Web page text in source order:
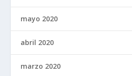
mayo 2020
abril 2020
marzo 2020